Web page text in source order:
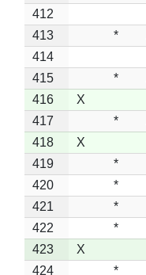
412
413
*
414
415
*
416
X
417
*
418
X
419
*
420
*
421
*
422
*
423
X
424
*